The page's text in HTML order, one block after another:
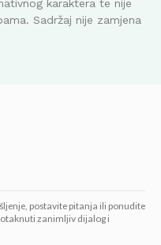
karaktera te nije
Sadržaj nije zamjena
postavite pitanja ili ponudite
zanimljiv dijalog i